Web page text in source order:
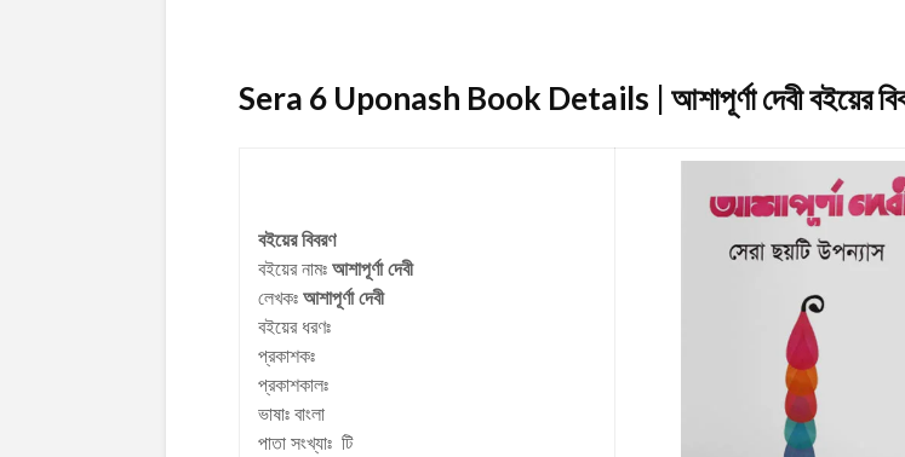
Sera 6 Uponash Book Details | আশাপূর্ণা দেবীবইয়ের
বইয়ের বিবরণ
বইয়ের নামঃ আশাপূর্ণা দেবী
লেখকঃ আশাপূর্ণা দেবী
বইয়ের ধরণঃ
প্রকাশকঃ
প্রকাশকালঃ
ভাষাঃ বাংলা
পাতা সংখ্যাঃ টি